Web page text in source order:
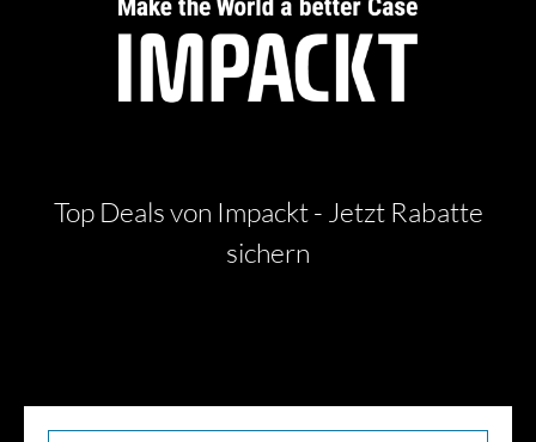
Top Deals von Impackt - Jetzt Rabatte
sichern